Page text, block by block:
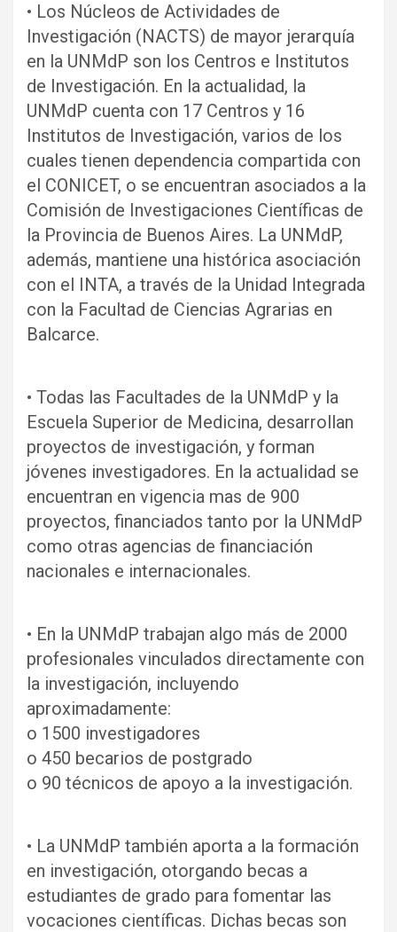
• Los Núcleos de Actividades de
Investigación (NACTS) de mayor jerarquía
en la UNMdP son los Centros e Institutos
de Investigación. En la actualidad, la
UNMdP cuenta con 17 Centros y 16
Institutos de Investigación, varios de los
cuales tienen dependencia compartida con
el CONICET, o se encuentran asociados a la
Comisión de Investigaciones Científicas de
la Provincia de Buenos Aires. La UNMdP,
además, mantiene una histórica asociación
con el INTA, a través de la Unidad Integrada
con la Facultad de Ciencias Agrarias en
Balcarce.
• Todas las Facultades de la UNMdP y la
Escuela Superior de Medicina, desarrollan
proyectos de investigación, y forman
jóvenes investigadores. En la actualidad se
encuentran en vigencia mas de 900
proyectos, financiados tanto por la UNMdP
como otras agencias de financiación
nacionales e internacionales.
• En la UNMdP trabajan algo más de 2000
profesionales vinculados directamente con
la investigación, incluyendo
aproximadamente:
o 1500 investigadores
o 450 becarios de postgrado
o 90 técnicos de apoyo a la investigación.
• La UNMdP también aporta a la formación
en investigación, otorgando becas a
estudiantes de grado para fomentar las
vocaciones científicas. Dichas becas son